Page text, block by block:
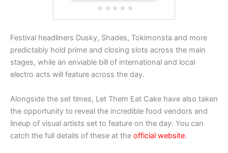
De Banda Y Orquesta De Viento
Festival headliners Dusky, Shades, Tokimonsta and more
predictably hold prime and closing slots across the main
stages, while an enviable bill of international and local
electro acts will feature across the day.
Alongside the set times, Let Them Eat Cake have also taken
the opportunity to reveal the incredible food vendors and
lineup of visual artists set to feature on the day. You can
catch the full details of these at the official website.